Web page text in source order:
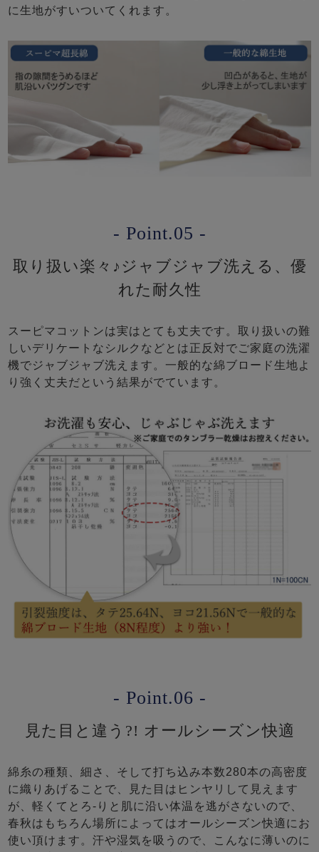
に生地がすいついてくれます。
- Point.05 -
取り扱い楽々♪ジャブジャブ洗える、優
れた耐久性
スーピマコットンは実はとても丈夫です。取り扱いの難
しいデリケートなシルクなどとは正反対でご家庭の洗濯
機でジャブジャブ洗えます。一般的な綿ブロード生地よ
り強く丈夫だという結果がでています。
- Point.06 -
見た目と違う?! オールシーズン快適
綿糸の種類、細さ、そして打ち込み本数280本の高密度
に織りあげることで、見た目はヒンヤリして見えます
が、軽くてとろ-りと肌に沿い体温を逃がさないので、
春秋はもちろん場所によってはオールシーズン快適にお
使い頂けます。汗や湿気を吸うので、こんなに薄いのに